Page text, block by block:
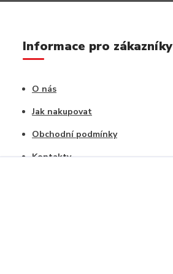
Informace pro zákazníky
O nás
Jak nakupovat
Obchodní podmínky
Kontakty